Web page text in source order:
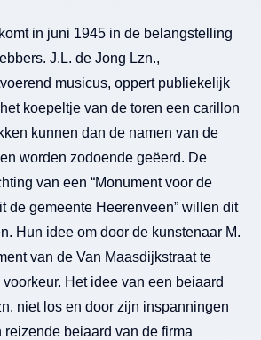
in juni 1945 in de belangstelling
J.L. de Jong Lzn.,
musicus, oppert publiekelijk
koepeltje van de toren een carillon
kunnen dan de namen van de
worden zodoende geëerd. De
van een “Monument voor de
de gemeente Heerenveen” willen dit
Hun idee om door de kunstenaar M.
van de Van Maasdijkstraat te
Het idee van een beiaard
niet los en door zijn inspanningen
reizende beiaard van de firma